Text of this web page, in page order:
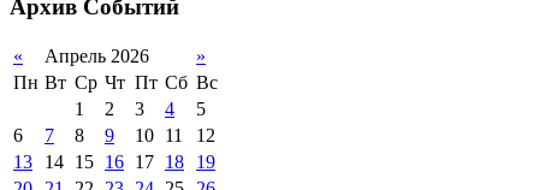
Архив Событий
« Апрель 2026
»
Пн Вт Ср Чт Пт Сб Вс
1
2 3 4
5
6
7 8 9 10 11
12
13
14 15 16 17 18
19